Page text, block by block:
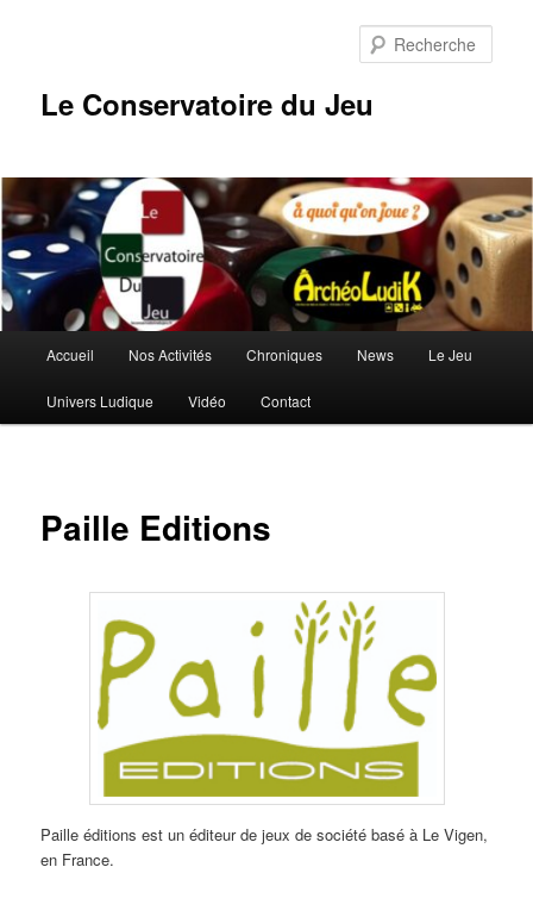
Le Conservatoire du Jeu
principal
Accueil Nos Activités Chroniques News Le Jeu
Univers Ludique Vidéo Contact
Paille Editions
Paille éditions est un éditeur de jeux de société basé à Le Vigen,
en France.